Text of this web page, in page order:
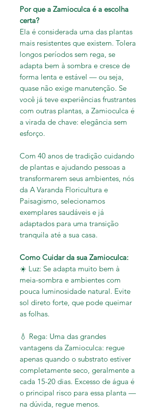
Por que a Zamioculca é a escolha
certa?
Ela é considerada uma das plantas
mais resistentes que existem. Tolera
longos períodos sem rega, se
adapta bem à sombra e cresce de
forma lenta e estável — ou seja,
quase não exige manutenção. Se
você já teve experiências frustrantes
com outras plantas, a Zamioculca é
a virada de chave: elegância sem
esforço.
Com 40 anos de tradição cuidando
de plantas e ajudando pessoas a
transformarem seus ambientes, nós
da A Varanda Floricultura e
Paisagismo, selecionamos
exemplares saudáveis e já
adaptados para uma transição
tranquila até a sua casa.
Como Cuidar da sua Zamioculca:
☀️ Luz: Se adapta muito bem à
meia-sombra e ambientes com
pouca luminosidade natural. Evite
sol direto forte, que pode queimar
as folhas.
💧 Rega: Uma das grandes
vantagens da Zamioculca: regue
apenas quando o substrato estiver
completamente seco, geralmente a
cada 15-20 dias. Excesso de água é
o principal risco para essa planta —
na dúvida, regue menos.